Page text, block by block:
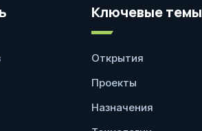
Ключевые темы
Открытия
Проекты
Назначения